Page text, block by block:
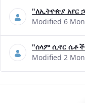
"ለኢትዮጵያ አየር
Modified 6
"ሰላም ሲኖር
Modified 2